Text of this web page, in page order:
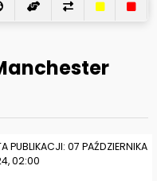
PUBLIKACJI: 07 PAŹDZIERNIKA
02:00